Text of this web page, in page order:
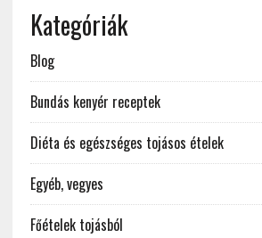
Kategóriák
Blog
Bundás kenyér receptek
Diéta és egészséges tojásos ételek
Egyéb, vegyes
Főételek tojásból